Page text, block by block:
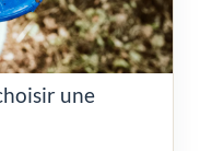
une